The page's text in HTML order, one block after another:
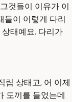
것들이 이유가 이
들이 이렇게 다리
태예요. 다리가
립 상태고, 어 이제
도끼를 들었는데